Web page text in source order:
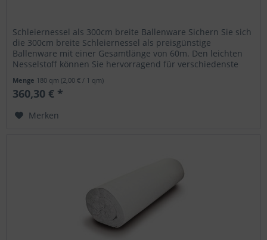
Schleiernessel als 300cm breite Ballenware Sichern Sie sich
die 300cm breite Schleiernessel als preisgünstige
Ballenware mit einer Gesamtlänge von 60m. Den leichten
Nesselstoff können Sie hervorragend für verschiedenste
Menge 180 qm(2,00 € / 1 qm)
360,30 € *
Merken